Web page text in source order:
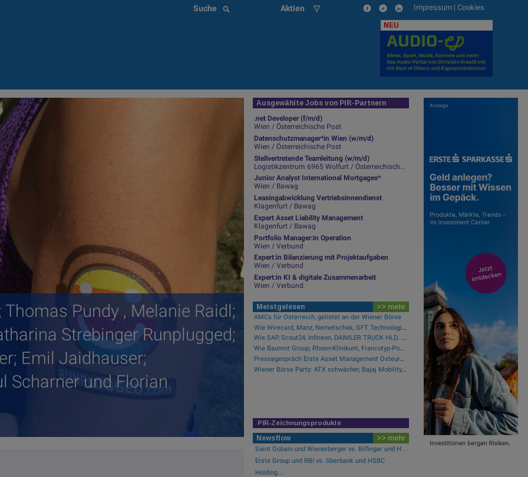
Suche Aktien ▽ Impressum | Cookies
NEU
Pundy , Melanie Raidl;
Strebinger Runplugged;
Emil Jaidhauser;
Scharner und Florian
Ausgewählte Jobs von PIR-Partnern
.net Developer (f/m/d)
Wien / Österreichische Post
Datenschutzmanager*in Wien (w/m/d)
Wien / Österreichische Post
Stellvertretende Teamleitung (w/m/d)
Logistikzentrum 6965 Wolfurt / Österreichische Post
Junior Analyst International Mortgages*
Wien / Bawag
Leasingabwicklung Vertriebsinnendienst
Klagenfurt / Bawag
Expert Asset Liability Management
Klagenfurt / Bawag
Portfolio Manager:in Operation
Wien / Verbund
Expert:in Bilanzierung mit Projektaufgaben
Wien / Verbund
Expert:in KI & digitale Zusammenarbeit
Wien / Verbund
Meistgelesen >> mehr
AMCs für Österreich, gelistet an der Wiener Börse
Wie Wirecard, Manz, Nemetschek, GFT Technologies, SAP und Rocket Internet für Gesprächsstoff sorgten
Wie SAP, Scout24, Infineon, DAIMLER TRUCK HLD..., Zalando und Allianz für Gesprächsstoff im DAX sorgten
Wie Baumot Group, Rhoen-Klinikum, Francotyp-Postalia, Tele Columbus, European Lithium und Lanxess für Gesprächsstoff sorgten
Pressegespräch Erste Asset Management Osteuropa Aktien
Wiener Börse Party: ATX schwächer, Bajaj Mobility mit 40 Prozent Wochenplus und vielleicht Momentum aus Indien (Podcast)
PIR-Zeichnungsprodukte
Newsflow >> mehr
Saint Gobain und Wienerberger vs. Bilfinger und H...
Erste Group und RBI vs. Sberbank und HSBC
Holding...